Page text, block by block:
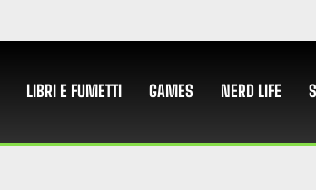
LIBRI E FUMETTI GAMES NERD LIFE